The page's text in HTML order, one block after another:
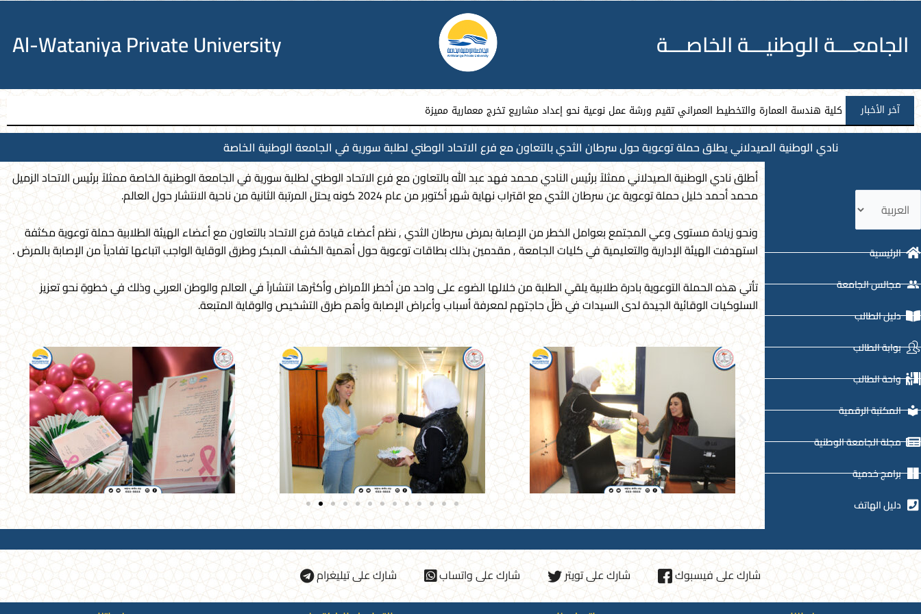
الجامعـــة الوطنيـــة الخاصـــة Al-Wataniya Private University
آخر الأخبار كلية هندسة العمارة والتخطيط العمراني تقيم ورشة عمل نوعية نحو إعداد مشاريع تخرج معمارية مميزة
نادي الوطنية الصيدلاني يطلق حملة توعوية حول سرطان الثدي بالتعاون مع فرع الاتحاد الوطني لطلبة سورية في الجامعة الوطنية الخاصة
لغة
الرئيسية
مجالس الجامعة
دليل الطالب
بوابة الطالب
واحة الطالب
المكتبة الرقمية
مجلة الجامعة الوطنية
برامج خدمية
دليل الهاتف
أطلق نادي الوطنية الصيدلاني ممثلاً برئيس النادي محمد فهد عبد الله بالتعاون مع فرع الاتحاد الوطني لطلبة سورية في الجامعة الوطنية الخاصة ممثلاً برئيس الاتحاد الزميل
محمد أحمد خليل حملة توعوية عن سرطان الثدي مع اقتراب نهاية شهر أكتوبر من عام 2024 كونه يحتل المرتبة الثانية من ناحية الانتشار حول العالم.
ونحو زيادة مستوى وعي المجتمع بعوامل الخطر من الإصابة بمرض سرطان الثدي , نظم أعضاء قيادة فرع الاتحاد بالتعاون مع أعضاء الهيئة الطلابية حملة توعوية مكثفة
استهدفت الهيئة الإدارية والتعليمية في كليات الجامعة , مقدمين بذلك بطاقات توعوية حول أهمية الكشف المبكر وطرق الوقاية الواجب اتباعها تفادياً من الإصابة بالمرض .
تأتي هذه الحملة التوعوية بادرة طلابية يلقي الطلبة من خلالها الضوء على واحد من أخطر الأمراض وأكثرها انتشاراً في العالم والوطن العربي وذلك في خطوةٍ نحو تعزيز
السلوكيات الوقائية الجيدة لدى السيدات في ظلّ حاجتهم لمعرفة أسباب وأعراض الإصابة وأهم طرق التشخيص والوقاية المتبعة.
شارك على فيسبوك شارك على تويتر شارك على واتساب شارك على تيليغرام